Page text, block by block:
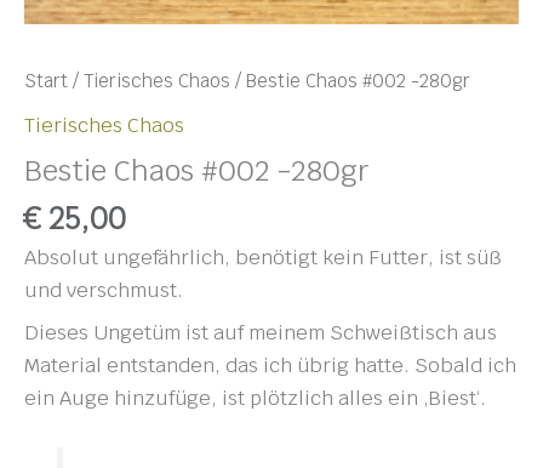
Start / Tierisches Chaos / Bestie Chaos #002 -280gr
Tierisches Chaos
Bestie Chaos #002 -280gr
€ 25,00
Absolut ungefährlich, benötigt kein Futter, ist süß
und verschmust.
Dieses Ungetüm ist auf meinem Schweißtisch aus
Material entstanden, das ich übrig hatte. Sobald ich
ein Auge hinzufüge, ist plötzlich alles ein ‚Biest‘.